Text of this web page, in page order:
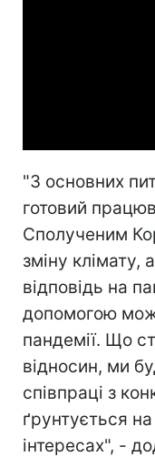
"З основних
готовий
Сполученим
зміну клімату,
відповідь на
допомогою
пандемії. Що
відносин, ми
співпраці з
ґрунтується
інтересах", -